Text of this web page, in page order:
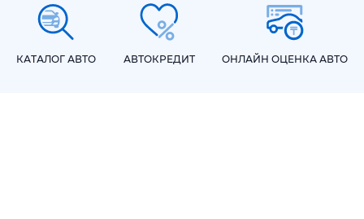
КАТАЛОГ АВТО АВТОКРЕДИТ ОНЛАЙН ОЦЕНКА АВТО